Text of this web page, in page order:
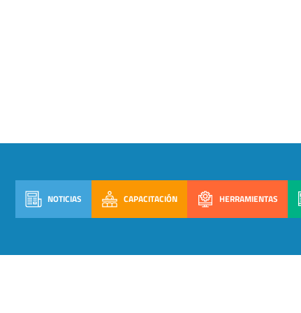
NOTICIAS CAPACITACIÓN HERRAMIENTAS